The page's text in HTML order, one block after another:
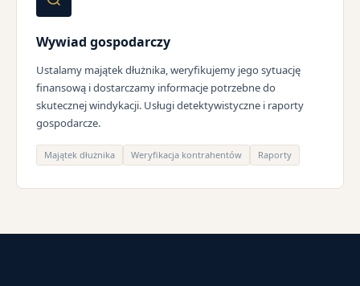
Wywiad gospodarczy
Ustalamy majątek dłużnika, weryfikujemy jego sytuację
finansową i dostarczamy informacje potrzebne do
skutecznej windykacji. Usługi detektywistyczne i raporty
gospodarcze.
Majątek dłużnika Weryfikacja kontrahentów Raporty